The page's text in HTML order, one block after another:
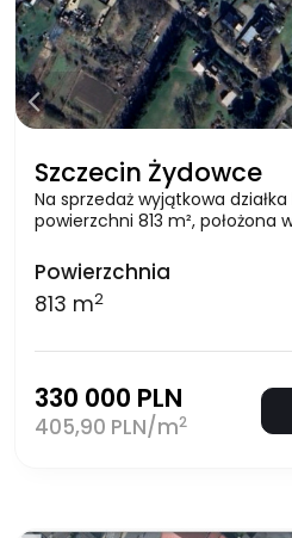
Szczecin Żydowce
Na sprzedaż wyjątkowa
powierzchni 813 m², położona
Powierzchnia
813 m2
330 000 PLN
405,90 PLN/m2